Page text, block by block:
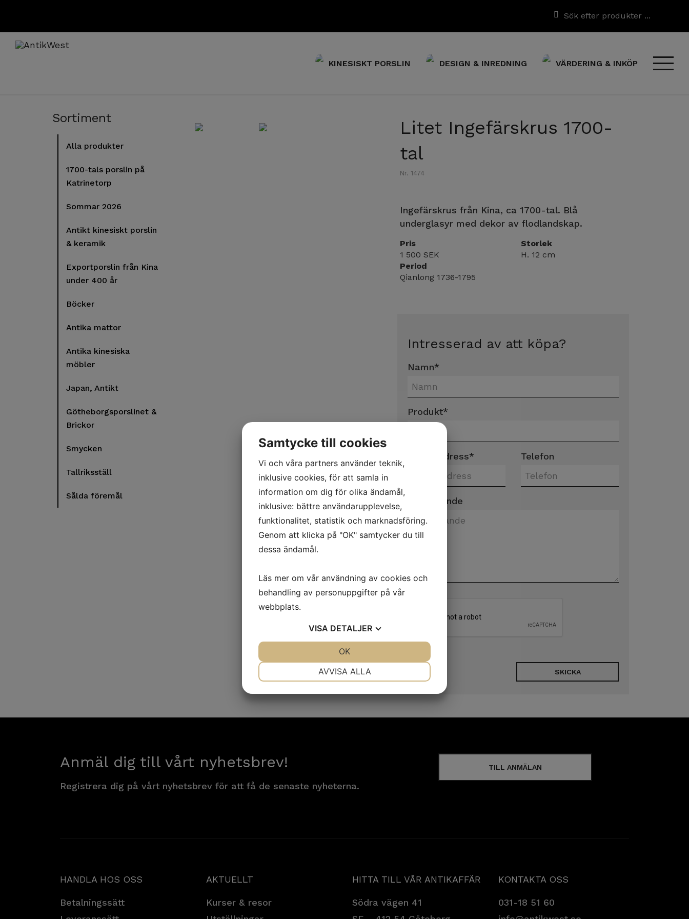
KINESISKT PORSLIN DESIGN & INREDNING VÄRDERING & INKÖP
Sortiment
Alla produkter
1700-tals porslin på
Katrinetorp
Sommar 2026
Antikt kinesiskt porslin
& keramik
Exportporslin från Kina
under 400 år
Böcker
Antika mattor
Antika kinesiska
möbler
Japan, Antikt
Götheborgsporslinet &
Brickor
Smycken
Tallriksställ
Sålda föremål
Litet Ingefärskrus 1700-
tal
Nr. 1474
Ingefärskrus från Kina, ca 1700-tal. Blå
underglasyr med dekor av flodlandskap.
Pris
1 500 SEK
Storlek
H. 12 cm
Period
Qianlong 1736-1795
Intresserad av att köpa?
Namn*
Produkt*
E-postadress* Telefon
Meddelande
SKICKA
Anmäl dig till vårt nyhetsbrev!
Registrera dig på vårt nyhetsbrev för att få de senaste nyheterna.
TILL ANMÄLAN
HANDLA HOS OSS
Betalningssätt
AKTUELLT
Kurser & resor
HITTA TILL VÅR ANTIKAFFÄR
Södra vägen 41
KONTAKTA OSS
031-18 51 60
Samtycke till cookies
Vi och våra partners använder teknik,
inklusive cookies, för att samla in
information om dig för olika ändamål,
inklusive: bättre användarupplevelse,
funktionalitet, statistik och marknadsföring.
Genom att klicka på "OK" samtycker du till
dessa ändamål.
Läs mer om vår användning av cookies och
behandling av personuppgifter på vår
webbplats.
VISA DETALJER
AVVISA ALLA
OK